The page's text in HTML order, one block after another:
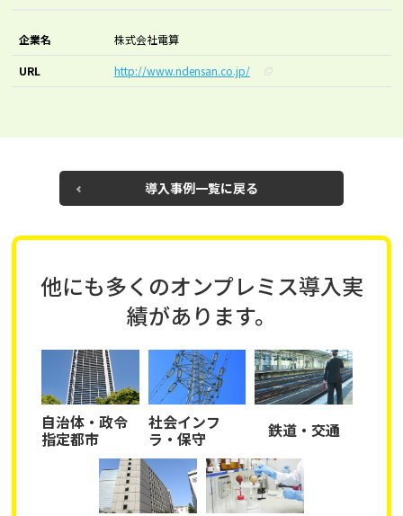
企業名 株式会社電算
URL http://www.ndensan.co.jp/
導入事例一覧に戻る
他にも多くのオンプレミス導入実
績があります。
自治体・政令
指定都市
社会インフ
ラ・保守 鉄道・交通